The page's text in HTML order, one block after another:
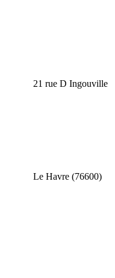
21 rue D Ingouville
Le Havre (76600)